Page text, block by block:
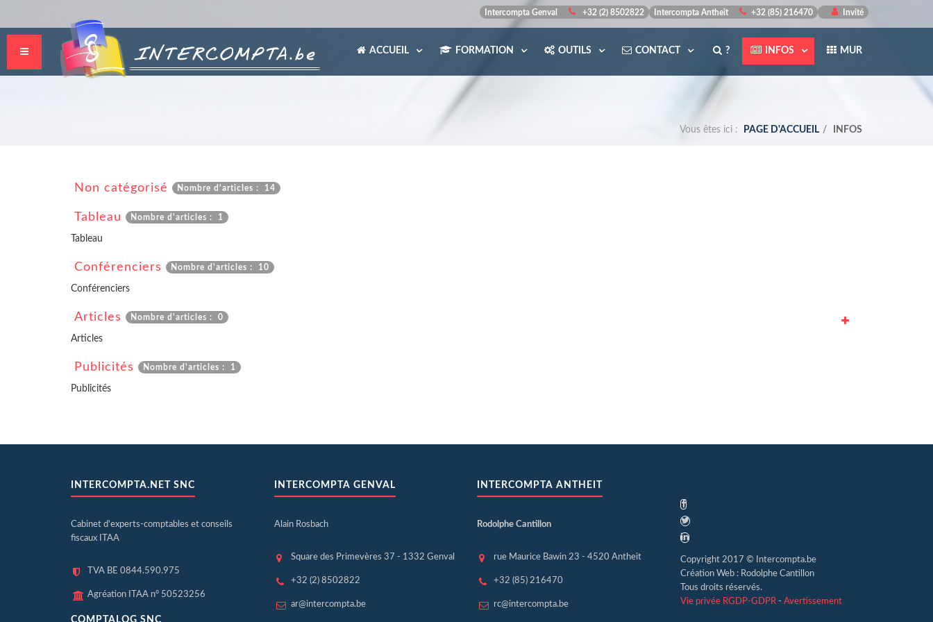
Intercompta Genval +32 (2) 8502822 Intercompta Antheit +32 (85) 216470 Invité
ACCUEIL FORMATION OUTILS CONTACT ? INFOS MUR
Vous êtes ici : PAGE D'ACCUEIL INFOS
Non catégorisé Nombre d'articles : 14
Tableau Nombre d'articles : 1
Tableau
Conférenciers Nombre d'articles : 10
Conférenciers
Articles Nombre d'articles : 0
Articles
Publicités Nombre d'articles : 1
Publicités
INTERCOMPTA.NET SNC
Cabinet d'experts-comptables et conseils
fiscaux ITAA
TVA BE 0844.590.975
Agréation ITAA n° 50523256
COMPTALOG SNC
INTERCOMPTA GENVAL
Alain Rosbach
Square des Primevères 37 - 1332 Genval
+32 (2) 8502822
ar@intercompta.be
INTERCOMPTA ANTHEIT
Rodolphe Cantillon
rue Maurice Bawin 23 - 4520 Antheit
+32 (85) 216470
rc@intercompta.be
Copyright 2017 © Intercompta.be
Création Web : Rodolphe Cantillon
Tous droits réservés.
Vie privée RGDP-GDPR- Avertissement